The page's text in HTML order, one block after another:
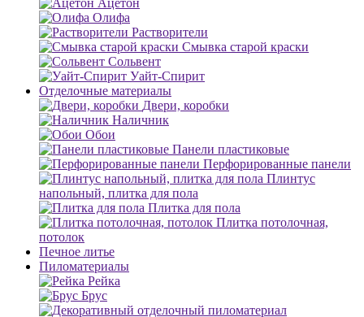
Ацетон
Олифа
Растворители
Смывка старой краски
Сольвент
Уайт-Спирит
Отделочные материалы
Двери, коробки
Наличник
Обои
Панели пластиковые
Перфорированные панели
Плинтус
напольный, плитка для пола
Плитка для пола
Плитка потолочная,
потолок
Печное литье
Пиломатериалы
Рейка
Брус